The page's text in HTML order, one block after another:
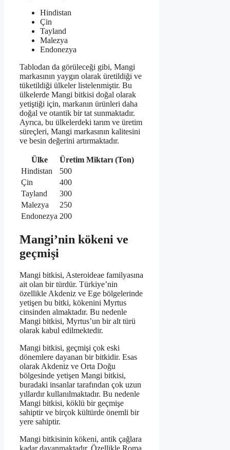
Hindistan
Çin
Tayland
Malezya
Endonezya
Tablodan da görüleceği gibi, Mangi
markasının yaygın olarak üretildiği ve
tüketildiği ülkeler listelenmiştir. Bu
ülkelerde Mangi bitkisi doğal olarak
yetiştiği için, markanın ürünleri daha
doğal ve otantik bir tat sunmaktadır.
Ayrıca, bu ülkelerdeki tarım ve üretim
süreçleri, Mangi markasının kalitesini
ve besin değerini artırmaktadır.
Ülke
Üretim Miktarı (Ton)
Hindistan
500
Çin
400
Tayland
300
Malezya
250
Endonezya 200
Mangi’nin kökeni ve
geçmişi
Mangi bitkisi, Asteroideae familyasına
ait olan bir türdür. Türkiye’nin
özellikle Akdeniz ve Ege bölgelerinde
yetişen bu bitki, kökenini Myrtus
cinsinden almaktadır. Bu nedenle
Mangi bitkisi, Myrtus’un bir alt türü
olarak kabul edilmektedir.
Mangi bitkisi, geçmişi çok eski
dönemlere dayanan bir bitkidir. Esas
olarak Akdeniz ve Orta Doğu
bölgesinde yetişen Mangi bitkisi,
buradaki insanlar tarafından çok uzun
yıllardır kullanılmaktadır. Bu nedenle
Mangi bitkisi, köklü bir geçmişe
sahiptir ve birçok kültürde önemli bir
yere sahiptir.
Mangi bitkisinin kökeni, antik çağlara
kadar dayanmaktadır. Özellikle Roma,